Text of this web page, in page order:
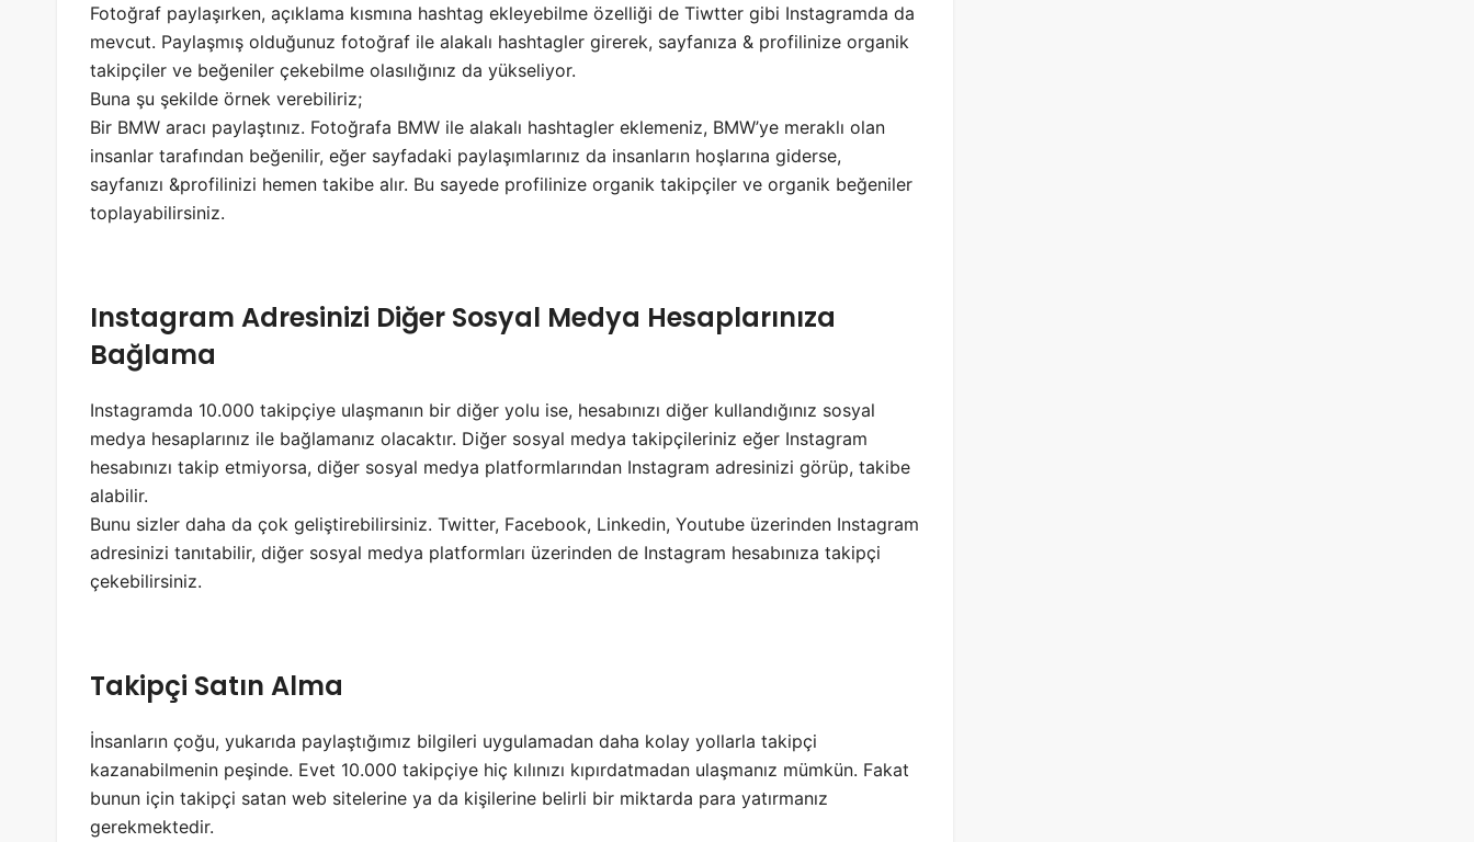
Fotoğraf paylaşırken, açıklama kısmına hashtag ekleyebilme özelliği de Tiwtter gibi Instagramda da
mevcut. Paylaşmış olduğunuz fotoğraf ile alakalı hashtagler girerek, sayfanıza & profilinize organik
takipçiler ve beğeniler çekebilme olasılığınız da yükseliyor.
Buna şu şekilde örnek verebiliriz;
Bir BMW aracı paylaştınız. Fotoğrafa BMW ile alakalı hashtagler eklemeniz, BMW’ye meraklı olan
insanlar tarafından beğenilir, eğer sayfadaki paylaşımlarınız da insanların hoşlarına giderse,
sayfanızı &profilinizi hemen takibe alır. Bu sayede profilinize organik takipçiler ve organik beğeniler
toplayabilirsiniz.
Instagram Adresinizi Diğer Sosyal Medya Hesaplarınıza
Bağlama
Instagramda 10.000 takipçiye ulaşmanın bir diğer yolu ise, hesabınızı diğer kullandığınız sosyal
medya hesaplarınız ile bağlamanız olacaktır. Diğer sosyal medya takipçileriniz eğer Instagram
hesabınızı takip etmiyorsa, diğer sosyal medya platformlarından Instagram adresinizi görüp, takibe
alabilir.
Bunu sizler daha da çok geliştirebilirsiniz. Twitter, Facebook, Linkedin, Youtube üzerinden Instagram
adresinizi tanıtabilir, diğer sosyal medya platformları üzerinden de Instagram hesabınıza takipçi
çekebilirsiniz.
Takipçi Satın Alma
İnsanların çoğu, yukarıda paylaştığımız bilgileri uygulamadan daha kolay yollarla takipçi
kazanabilmenin peşinde. Evet 10.000 takipçiye hiç kılınızı kıpırdatmadan ulaşmanız mümkün. Fakat
bunun için takipçi satan web sitelerine ya da kişilerine belirli bir miktarda para yatırmanız
gerekmektedir.